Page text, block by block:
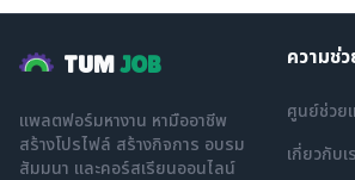
TUMJOB
แพลตฟอร์มหางาน หามืออาชีพ
สร้างโปรไฟล์ สร้างกิจการ อบรม
สัมมนา และคอร์สเรียนออนไลน์
ความช่
ศูนย์ช่วย
เกี่ยวกับเ